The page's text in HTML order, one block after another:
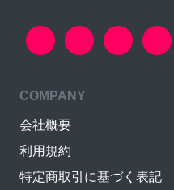
COMPANY
会社概要
利用規約
特定商取引に基づく表記